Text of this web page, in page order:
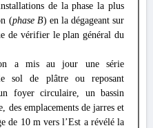
de la phase la plus
(phase B) en la dégageant sur
de vérifier le plan général du
a mis au jour une série
le sol de plâtre ou reposant
foyer circulaire, un bassin
des emplacements de jarres et
de 10 m vers l’Est a révélé la